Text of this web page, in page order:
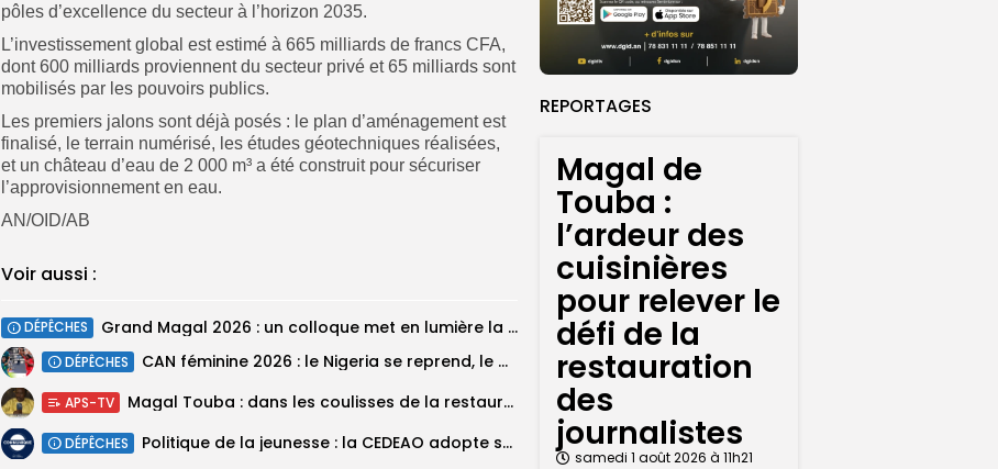
REPORTAGES
Magal de
Touba :
l’ardeur des
cuisinières
pour relever le
défi de la
restauration
des
journalistes
samedi 1 août 2026 à 11h21
pôles d’excellence du secteur à l’horizon 2035.
L’investissement global est estimé à 665 milliards de francs CFA,
dont 600 milliards proviennent du secteur privé et 65 milliards sont
mobilisés par les pouvoirs publics.
Les premiers jalons sont déjà posés : le plan d’aménagement est
finalisé, le terrain numérisé, les études géotechniques réalisées,
et un château d’eau de 2 000 m³ a été construit pour sécuriser
l’approvisionnement en eau.
AN/OID/AB
Voir aussi :
DÉPÊCHES Grand Magal 2026 : un colloque met en lumière la portée universelle...
DÉPÊCHES ‎CAN féminine 2026 : le Nigeria se reprend, le Malawi surprend encore...
APS-TV Magal Touba : dans les coulisses de la restauration de la presse...
DÉPÊCHES Politique de la jeunesse : la CEDEAO adopte son plan d’actions stratégiques...